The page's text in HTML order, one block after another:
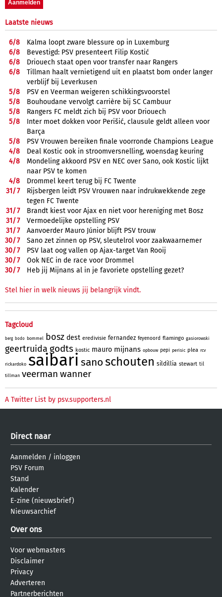
Laatste nieuws
6/8
Kalma loopt zware blessure op in Luxemburg
6/8
Bevestigd: PSV presenteert Filip Kostić
6/8
Driouech staat open voor transfer naar Rangers
6/8
Tillman haalt vernietigend uit en plaatst bom onder langer
verblijf bij Leverkusen
5/8
PSV en Veerman weigeren schikkingsvoorstel
5/8
Bouhoudane vervolgt carrière bij SC Cambuur
5/8
Rangers FC meldt zich bij PSV voor Driouech
5/8
Inter moet dokken voor Perišić, clausule geldt alleen voor
Barça
5/8
PSV Vrouwen bereiken finale voorronde Champions League
4/8
Deal Kostic ook in stroomversnelling, woensdag keuring
4/8
Mondeling akkoord PSV en NEC over Sano, ook Kostic lijkt
naar PSV te komen
4/8
Drommel keert terug bij FC Twente
31/7
Rijsbergen leidt PSV Vrouwen naar indrukwekkende zege
tegen FC Twente
31/7
Brandt kiest voor Ajax en niet voor hereniging met Bosz
31/7
Vermoedelijke opstelling PSV
31/7
Aanvoerder Mauro Júnior blijft PSV trouw
30/7
Sano zet zinnen op PSV, sleutelrol voor zaakwaarnemer
30/7
PSV laat oog vallen op Ajax-target Van Rooij
30/7
Ook NEC in de race voor Drommel
30/7 Heb jij Mijnans al in je favoriete opstelling gezet?
Stel hier in welk nieuws jij belangrijk vindt.
Tagcloud
berg bodo bommel bosz dest eredivisie fernandez feyenoord flamingo gasiorowski
geertruida godts kostic mauro mijnans opbouw pepi perisic plea rcv
rickardoko saibari sanoschouten sildillia stewart til
tillman veerman wanner
A Twitter List by psv.supporters.nl
Direct naar
Aanmelden / inloggen
PSV Forum
Stand
Kalender
E-zine (nieuwsbrief)
Nieuwsarchief
Over ons
Voor webmasters
Disclaimer
Privacy
Adverteren
Partnerberichten